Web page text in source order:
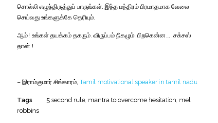
சொல்லி எழுந்திருத்துப் பாருங்கள். இந்த மந்திரம் பிரமாதமாக வேலை
செய்வது உங்களுக்கே தெரியும்.
ஆம் ! உங்கள் தயக்கம் தகரும். விருப்பம் நிகழும். பிறகென்ன….. சக்சஸ்
தான் !
– இராம்குமார் சிங்காரம்,Tamil motivational speaker in tamil nadu
Tags 5 second rule mantra to overcome hesitation mel
robbins